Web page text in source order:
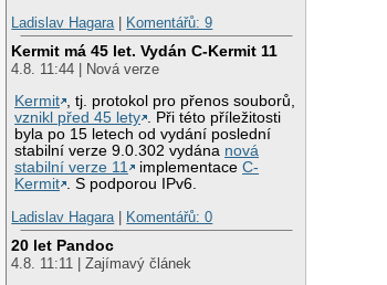
Ladislav Hagara | Komentářů: 9
Kermit má 45 let. Vydán C-Kermit 11
4.8. 11:44 | Nová verze
Kermit , tj. protokol pro přenos souborů,
vznikl před 45 lety . Při této příležitosti
byla po 15 letech od vydání poslední
stabilní verze 9.0.302 vydána nová
stabilní verze 11
implementaceC-
Kermit . S podporou IPv6.
Ladislav Hagara | Komentářů: 0
20 let Pandoc
4.8. 11:11 | Zajímavý článek